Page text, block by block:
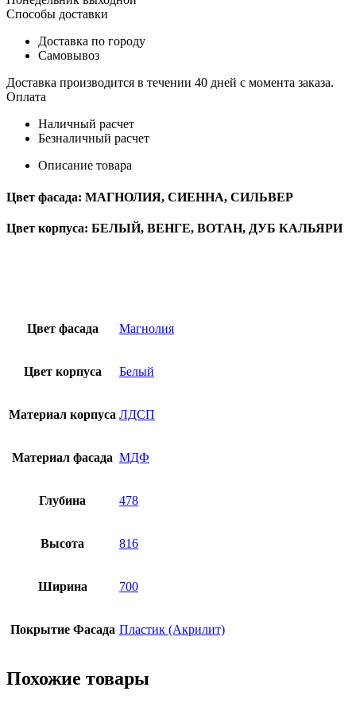
Эстетик
700
Белый
Магнолия
Способы доставки
Доставка по городу
Самовывоз
Доставка производится в течении 40 дней с момента заказа.
Оплата
Наличный расчет
Безналичный расчет
Описание товара
Цвет фасада: МАГНОЛИЯ, СИЕННА, СИЛЬВЕР
Цвет корпуса: БЕЛЫЙ, ВЕНГЕ, ВОТАН, ДУБ КАЛЬЯРИ
Цвет фасада Магнолия
Цвет корпуса Белый
Материал корпуса ЛДСП
Материал фасада МДФ
Глубина 478
Высота 816
Ширина 700
Покрытие Фасада Пластик (Акрилит)
Похожие товары